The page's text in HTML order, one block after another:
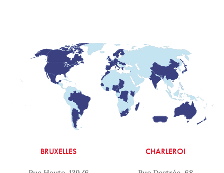
BRUXELLES CHARLEROI